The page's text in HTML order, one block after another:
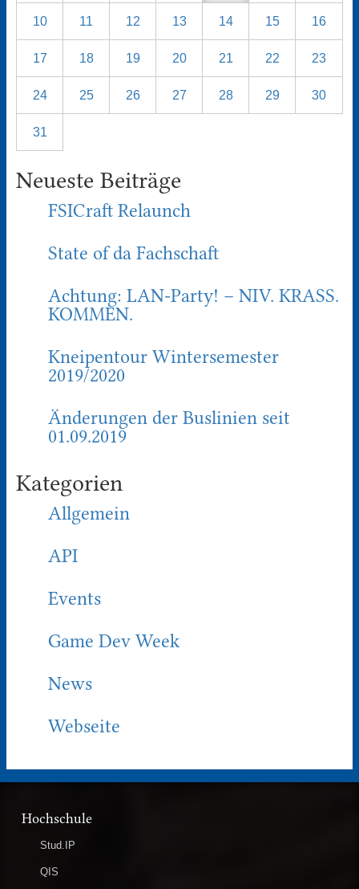
10 11 12 13 14 15 16
17 18 19 20 21 22 23
24 25 26 27 28 29 30
31
Neueste Beiträge
FSICraft Relaunch
State of da Fachschaft
Achtung: LAN-Party! – NIV. KRASS.
KOMMEN.
Kneipentour Wintersemester
2019/2020
Änderungen der Buslinien seit
01.09.2019
Kategorien
Allgemein
API
Events
Game Dev Week
News
Webseite
Hochschule
Stud.IP
QIS